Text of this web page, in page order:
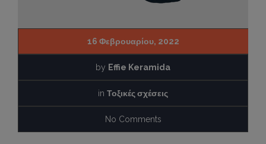
16 Φεβρουαρίου, 2022
by Effie Keramida
in Τοξικές σχέσεις
No Comments